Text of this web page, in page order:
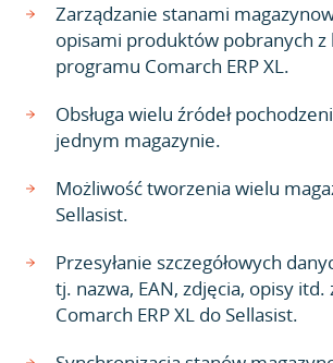
Zarządzanie stanami
opisami produktów pobranych z
programu Comarch ERP XL.
Obsługa wielu źródeł
jednym magazynie.
Możliwość tworzenia wielu
Sellasist.
Przesyłanie szczegółowych
tj. nazwa, EAN, zdjęcia, opisy
Comarch ERP XL do Sellasist.